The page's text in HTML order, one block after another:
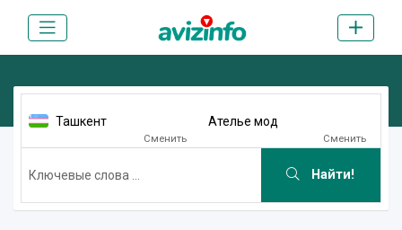
Ташкент
Сменить
Ателье мод
Сменить
Найти!